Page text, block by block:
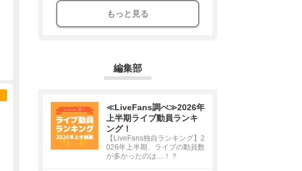
もっと見る
編集部
≪LiveFans調べ≫2026年
上半期ライブ動員ランキ
ング！
【LiveFans独自ランキング】2
026年上半期、ライブの動員数
が多かったのは…！？